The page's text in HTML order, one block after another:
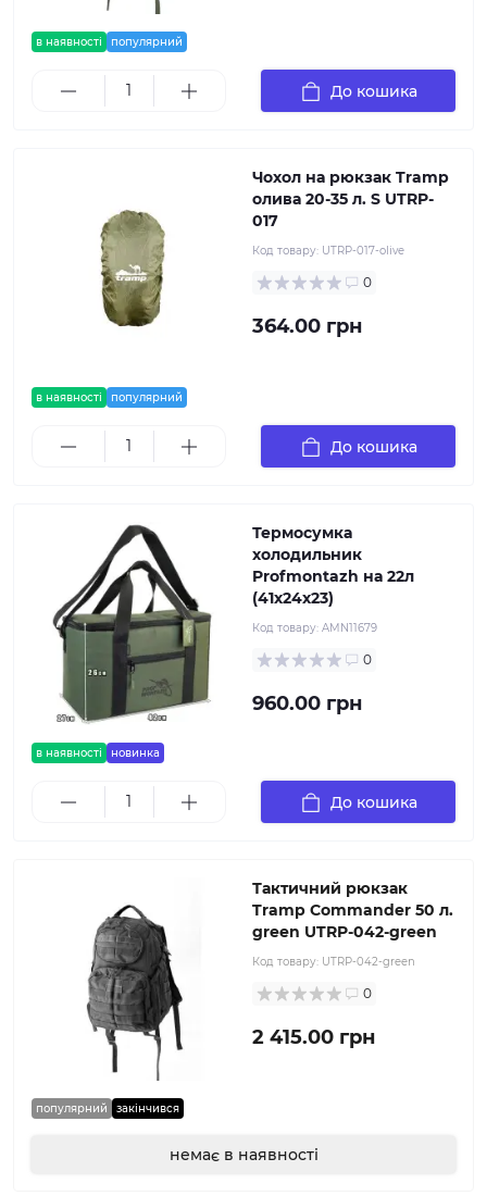
в наявності популярний
До кошика
в наявності популярний
Чохол на рюкзак Tramp
олива 20-35 л. S UTRP-
017
Код товару: UTRP-017-olive
0
364.00 грн
До кошика
в наявності новинка
Термосумка
холодильник
Profmontazh на 22л
(41х24х23)
Код товару: AMN11679
0
960.00 грн
До кошика
популярний закінчився
Тактичний рюкзак
Tramp Commander 50 л.
green UTRP-042-green
Код товару: UTRP-042-green
0
2 415.00 грн
немає в наявності